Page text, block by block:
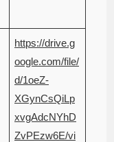
https://drive.g
oogle.com/file/
d/1oeZ-
XGynCsQiLp
xvgAdcNYhD
ZvPEzw6E/vi